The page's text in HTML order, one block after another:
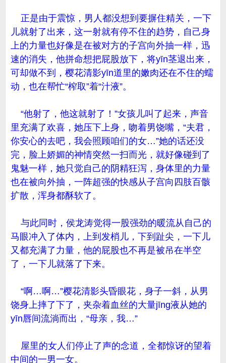
正是由于震惊，男人都没想到要摒住精关，一下
儿就射了出来，这一射就有停不住的趋势，自己身
上的力量也好像是在被对方的子宫向外抽一样，迅
速的消失，他拼命想把屁股放下，将yīn茎退出来，
可却做不到，樱花清影yīn道里的嫩肉还在不住的蠕
动，也在帮忙“榨取”着“汁液”。
“他射了，他这就射了！”女孩儿叫了起来，声音
里充满了欢喜，她压下上身，吻着男饶嘴，“夫君，
你安心的去吧，我会照顾咱们的女…”她的话还没
完，脸上娇媚的神情突然一扫而光，就好像碰到了
鬼魅一样，她只觉自己的阴精狂泻，身体里的力量
也在被向外抽，一阵超强的快感从子宫向四肢百骸
扩散，浑身都酥软了。
与此同时，侯龙涛觉得一股强劲的暖流从自己的
马眼冲入了体内，上到发梢儿，下到趾尖，一下儿
又都充满了力量，他的屁股也不再是被吊在半空
了，一下儿就落了下来。
“啊…啊…”樱花清影头昏眼花，身子一斜，从男
饶身上摔了下了，夹杂着血丝的大量jīng液从她的
yīn唇间流淌而出，“母亲，我…”
屋里的女人们停止了声的念道，全都惊讶的望着
中间的一男一女。